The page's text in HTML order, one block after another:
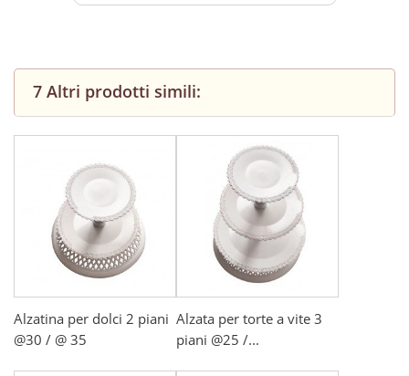
7 Altri prodotti simili:
Alzatina per dolci 2 piani
@30 / @ 35
Alzata per torte a vite 3
piani @25 /...